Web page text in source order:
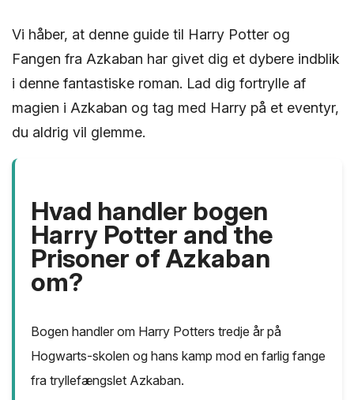
Vi håber, at denne guide til Harry Potter og
Fangen fra Azkaban har givet dig et dybere indblik
i denne fantastiske roman. Lad dig fortrylle af
magien i Azkaban og tag med Harry på et eventyr,
du aldrig vil glemme.
Hvad handler bogen
Harry Potter and the
Prisoner of Azkaban
om?
Bogen handler om Harry Potters tredje år på
Hogwarts-skolen og hans kamp mod en farlig fange
fra tryllefængslet Azkaban.